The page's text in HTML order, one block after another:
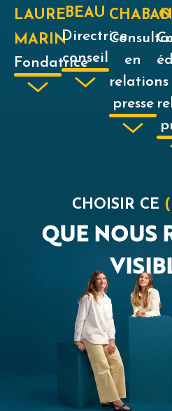
LAURE
MARIN
Fondatrice
BEAU
Directrice
conseil
en
relations
presse
CHOISIR CE
QUE NOUS